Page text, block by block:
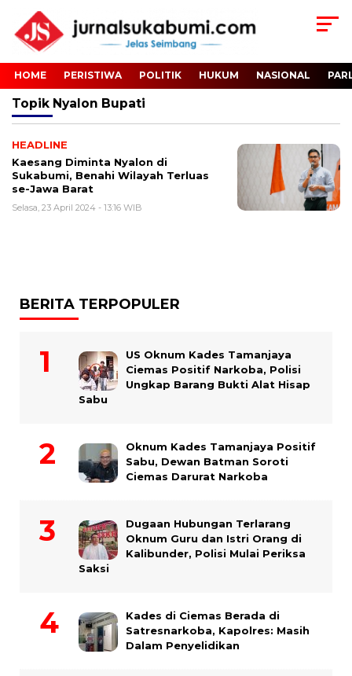
HOME PERISTIWA POLITIK HUKUM NASIONAL
Topik Nyalon Bupati
HEADLINE
Kaesang Diminta Nyalon di
Sukabumi, Benahi Wilayah Terluas
se-Jawa Barat
Selasa, 23 April 2024 - 13:16 WIB
BERITA TERPOPULER
US Oknum Kades Tamanjaya
Ciemas Positif Narkoba, Polisi
Ungkap Barang Bukti Alat Hisap
Sabu
Oknum Kades Tamanjaya Positif
Sabu, Dewan Batman Soroti
Ciemas Darurat Narkoba
Dugaan Hubungan Terlarang
Oknum Guru dan Istri Orang di
Kalibunder, Polisi Mulai Periksa
Saksi
Kades di Ciemas Berada di
Satresnarkoba, Kapolres: Masih
Dalam Penyelidikan